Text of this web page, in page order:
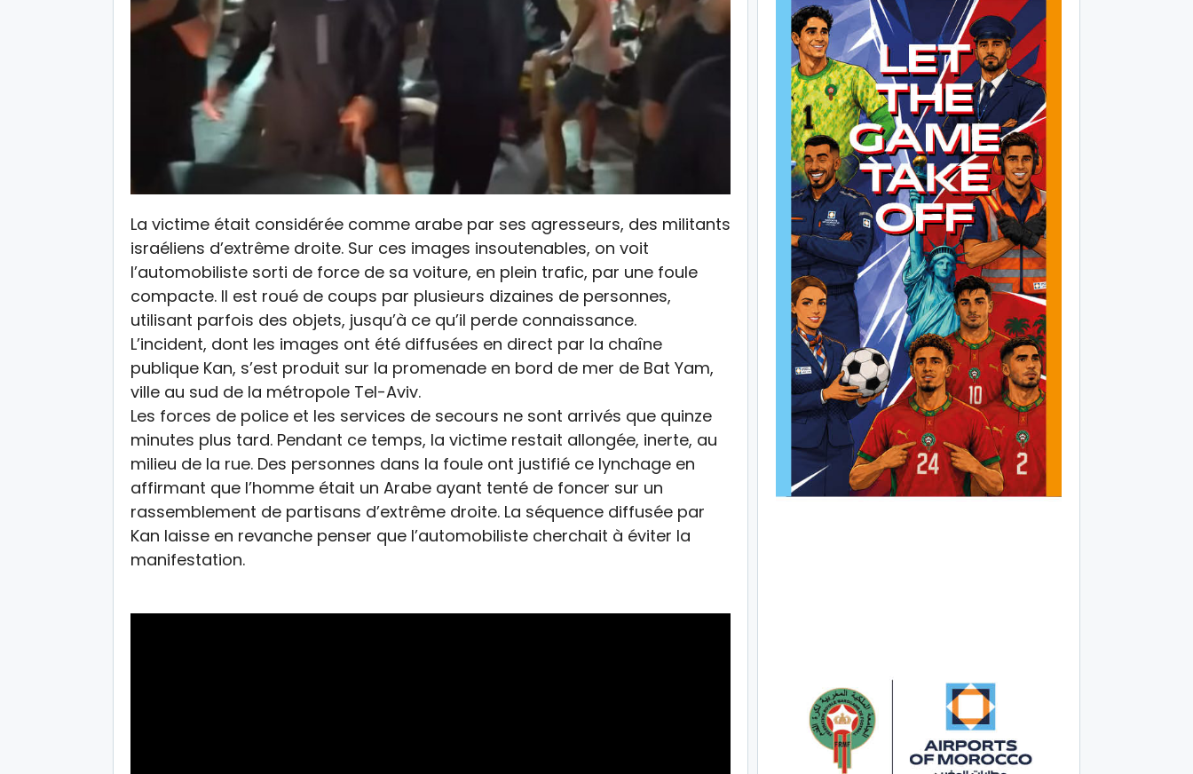
La victime était considérée comme arabe par ses agresseurs, des militants
israéliens d’extrême droite. Sur ces images insoutenables, on voit
l’automobiliste sorti de force de sa voiture, en plein trafic, par une foule
compacte. Il est roué de coups par plusieurs dizaines de personnes,
utilisant parfois des objets, jusqu’à ce qu’il perde connaissance.
L’incident, dont les images ont été diffusées en direct par la chaîne
publique Kan, s’est produit sur la promenade en bord de mer de Bat Yam,
ville au sud de la métropole Tel-Aviv.
Les forces de police et les services de secours ne sont arrivés que quinze
minutes plus tard. Pendant ce temps, la victime restait allongée, inerte, au
milieu de la rue. Des personnes dans la foule ont justifié ce lynchage en
affirmant que l’homme était un Arabe ayant tenté de foncer sur un
rassemblement de partisans d’extrême droite. La séquence diffusée par
Kan laisse en revanche penser que l’automobiliste cherchait à éviter la
manifestation.